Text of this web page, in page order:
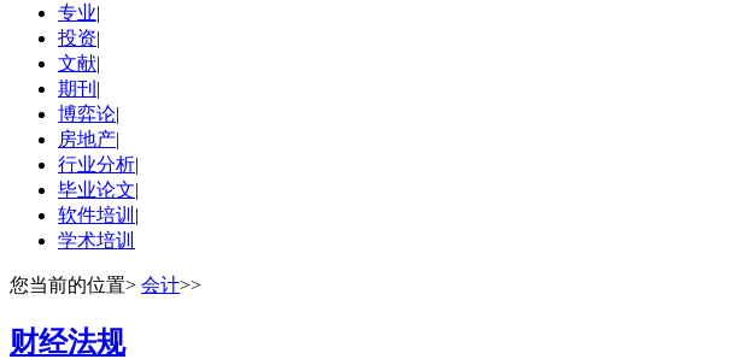
专业|
投资|
文献|
期刊 |
博弈论|
房地产|
行业分析|
毕业论文|
软件培训 |
学术培训
您当前的位置> 会计>>
财经法规